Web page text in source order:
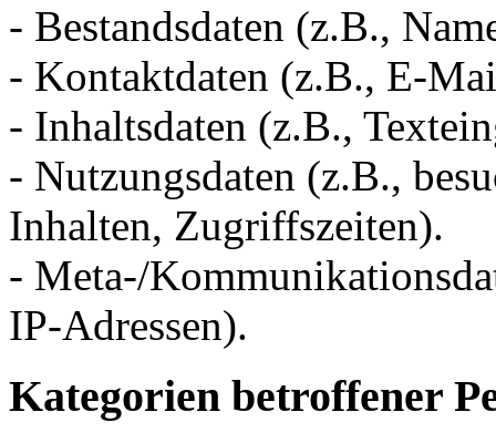
- Bestandsdaten (z.B.,
- Kontaktdaten (z.B., E-
- Inhaltsdaten (z.B.,
- Nutzungsdaten (z.B.,
Inhalten, Zugriffszeiten).
- Meta-/
IP-Adressen).
Kategorien betroffener